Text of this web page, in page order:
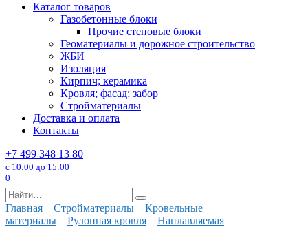
Каталог товаров
Газобетонные блоки
Прочие стеновые блоки
Геоматериалы и дорожное строительство
ЖБИ
Изоляция
Кирпич; керамика
Кровля; фасад; забор
Стройматериалы
Доставка и оплата
Контакты
+7 499 348 13 80
с 10:00 до 15:00
0
Search
for:
Главная Стройматериалы
Кровельные
материалы
Рулонная кровля Наплавляемая